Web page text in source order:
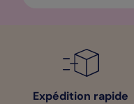
Expédition rapide